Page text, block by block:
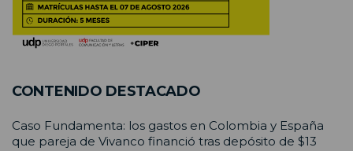
CONTENIDO DESTACADO
Caso Fundamenta: los gastos en Colombia y España
que pareja de Vivanco financió tras depósito de $13